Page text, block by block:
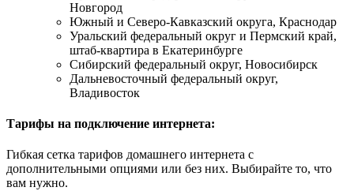
Новгород
Южный и Северо-Кавказский округа, Краснодар
Уральский федеральный округ и Пермский край,
штаб-квартира в Екатеринбурге
Сибирский федеральный округ, Новосибирск
Дальневосточный федеральный округ,
Владивосток
Тарифы на подключение интернета:
Гибкая сетка тарифов домашнего интернета с
дополнительными опциями или без них. Выбирайте то, что
вам нужно.